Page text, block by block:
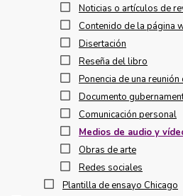
Noticias o artículos de
Contenido de la página
Disertación
Reseña del libro
Ponencia de una reunión
Documento
Comunicación personal
Medios de audio y
Obras de arte
Redes sociales
Plantilla de ensayo Chicago